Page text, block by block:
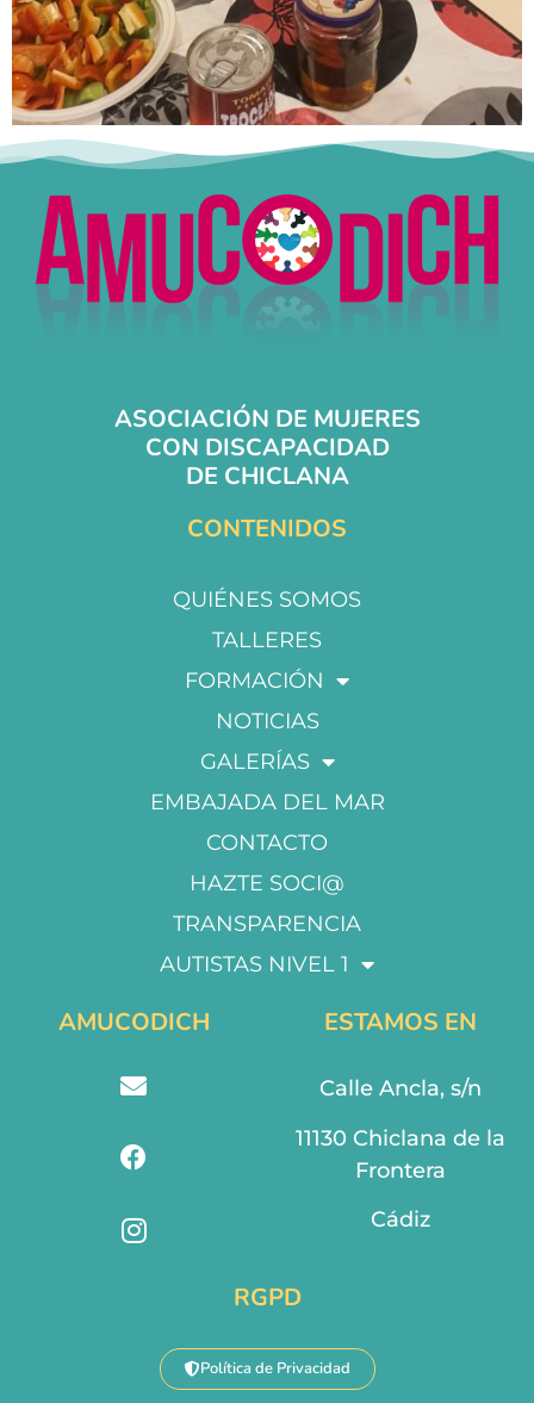
ASOCIACIÓN DE MUJERES
CON DISCAPACIDAD
DE CHICLANA
CONTENIDOS
QUIÉNES SOMOS
TALLERES
FORMACIÓN
NOTICIAS
GALERÍAS
EMBAJADA DEL MAR
CONTACTO
HAZTE SOCI@
TRANSPARENCIA
AUTISTAS NIVEL 1
AMUCODICH ESTAMOS EN
Calle Ancla, s/n
11130 Chiclana de la
Frontera
Cádiz
RGPD
Política de Privacidad